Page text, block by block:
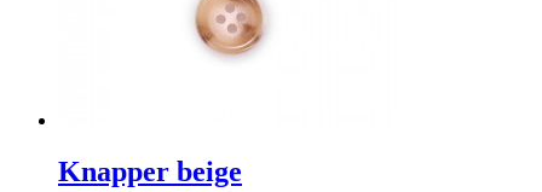
Knapper beige